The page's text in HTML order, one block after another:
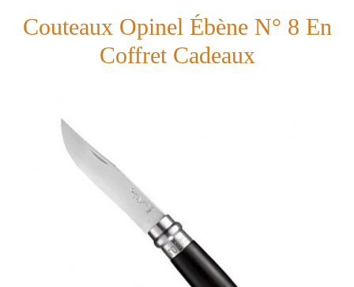
Couteaux Opinel Ébène N° 8 En
Coffret Cadeaux